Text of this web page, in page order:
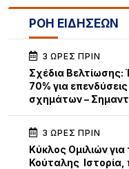
ΡΟΗ ΕΙΔΗΣΕΩΝ
3 ΏΡΕΣ ΠΡΙΝ
Σχέδια Βελτίωσης:
70% για
σχημάτων –
3 ΏΡΕΣ ΠΡΙΝ
Κύκλος Ομιλιών
Κούταλης Ιστορία,